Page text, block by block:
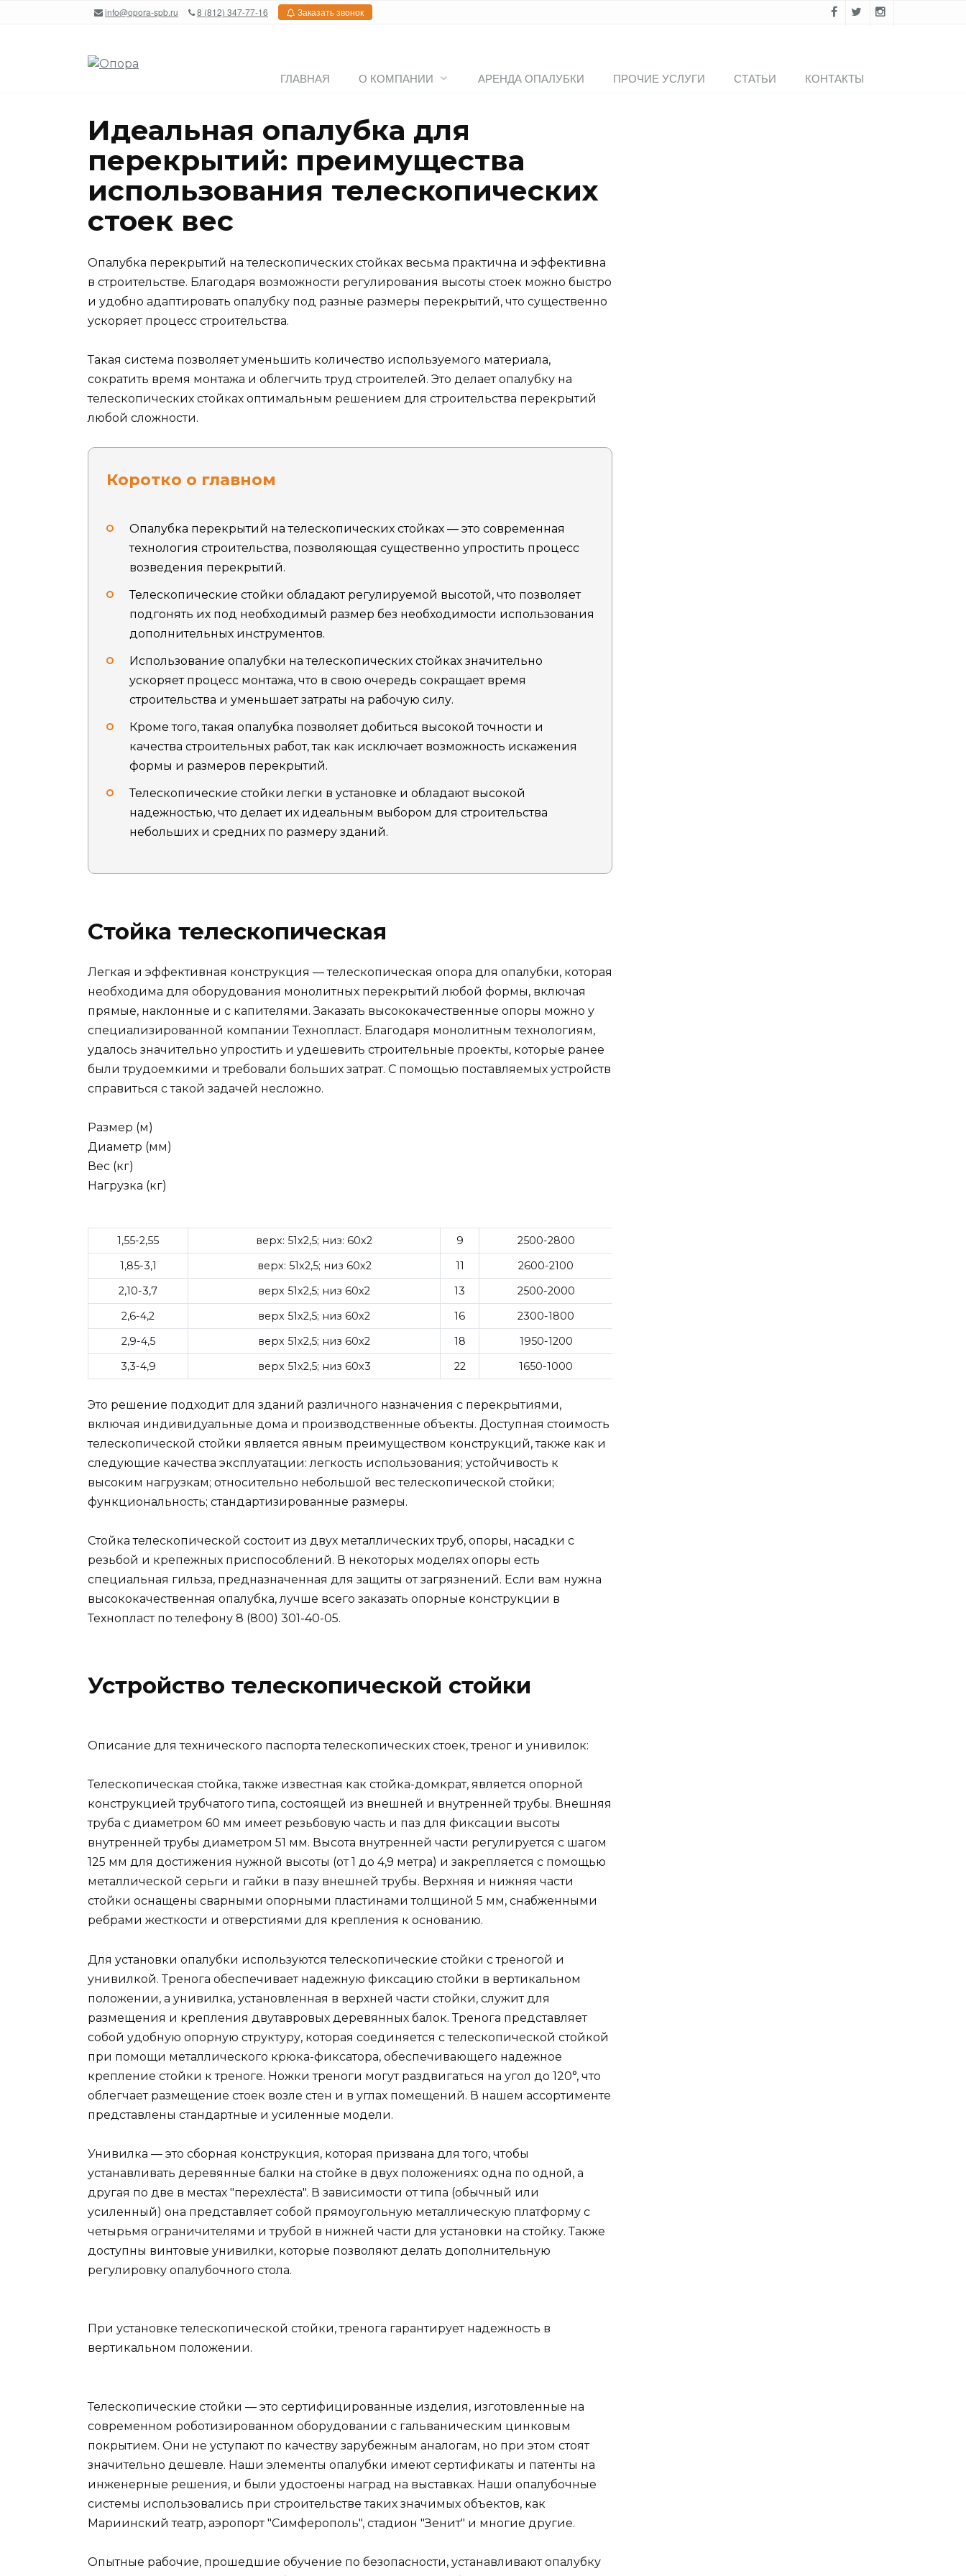
info@opora-spb.ru 8 (812) 347-77-16 Заказать звонок
ГЛАВНАЯ О КОМПАНИИ АРЕНДА ОПАЛУБКИ ПРОЧИЕ УСЛУГИ СТАТЬИ КОНТАКТЫ
Идеальная опалубка для
перекрытий: преимущества
использования телескопических
стоек вес
Опалубка перекрытий на телескопических стойках весьма практична и эффективна
в строительстве. Благодаря возможности регулирования высоты стоек можно быстро
и удобно адаптировать опалубку под разные размеры перекрытий, что существенно
ускоряет процесс строительства.
Такая система позволяет уменьшить количество используемого материала,
сократить время монтажа и облегчить труд строителей. Это делает опалубку на
телескопических стойках оптимальным решением для строительства перекрытий
любой сложности.
Коротко о главном
Опалубка перекрытий на телескопических стойках — это современная
технология строительства, позволяющая существенно упростить процесс
возведения перекрытий.
Телескопические стойки обладают регулируемой высотой, что позволяет
подгонять их под необходимый размер без необходимости использования
дополнительных инструментов.
Использование опалубки на телескопических стойках значительно
ускоряет процесс монтажа, что в свою очередь сокращает время
строительства и уменьшает затраты на рабочую силу.
Кроме того, такая опалубка позволяет добиться высокой точности и
качества строительных работ, так как исключает возможность искажения
формы и размеров перекрытий.
Телескопические стойки легки в установке и обладают высокой
надежностью, что делает их идеальным выбором для строительства
небольших и средних по размеру зданий.
Стойка телескопическая
Легкая и эффективная конструкция — телескопическая опора для опалубки, которая
необходима для оборудования монолитных перекрытий любой формы, включая
прямые, наклонные и с капителями. Заказать высококачественные опоры можно у
специализированной компании Технопласт. Благодаря монолитным технологиям,
удалось значительно упростить и удешевить строительные проекты, которые ранее
были трудоемкими и требовали больших затрат. С помощью поставляемых устройств
справиться с такой задачей несложно.
Размер (м)
Диаметр (мм)
Вес (кг)
Нагрузка (кг)
1,55-2,55 верх: 51х2,5; низ: 60х2 9
2500-2800
1,85-3,1
верх: 51х2,5; низ 60х2 11
2600-2100
2,10-3,7
верх 51х2,5; низ 60х2 13
2500-2000
2,6-4,2
верх 51х2,5; низ 60х2 16
2300-1800
2,9-4,5
верх 51х2,5; низ 60х2 18
1950-1200
3,3-4,9
верх 51х2,5; низ 60х3 22 1650-1000
Это решение подходит для зданий различного назначения с перекрытиями,
включая индивидуальные дома и производственные объекты. Доступная стоимость
телескопической стойки является явным преимуществом конструкций, также как и
следующие качества эксплуатации: легкость использования; устойчивость к
высоким нагрузкам; относительно небольшой вес телескопической стойки;
функциональность; стандартизированные размеры.
Стойка телескопической состоит из двух металлических труб, опоры, насадки с
резьбой и крепежных приспособлений. В некоторых моделях опоры есть
специальная гильза, предназначенная для защиты от загрязнений. Если вам нужна
высококачественная опалубка, лучше всего заказать опорные конструкции в
Технопласт по телефону 8 (800) 301-40-05.
Устройство телескопической стойки
Описание для технического паспорта телескопических стоек, треног и унивилок:
Телескопическая стойка, также известная как стойка-домкрат, является опорной
конструкцией трубчатого типа, состоящей из внешней и внутренней трубы. Внешняя
труба с диаметром 60 мм имеет резьбовую часть и паз для фиксации высоты
внутренней трубы диаметром 51 мм. Высота внутренней части регулируется с шагом
125 мм для достижения нужной высоты (от 1 до 4,9 метра) и закрепляется с помощью
металлической серьги и гайки в пазу внешней трубы. Верхняя и нижняя части
стойки оснащены сварными опорными пластинами толщиной 5 мм, снабженными
ребрами жесткости и отверстиями для крепления к основанию.
Для установки опалубки используются телескопические стойки с треногой и
унивилкой. Тренога обеспечивает надежную фиксацию стойки в вертикальном
положении, а унивилка, установленная в верхней части стойки, служит для
размещения и крепления двутавровых деревянных балок. Тренога представляет
собой удобную опорную структуру, которая соединяется с телескопической стойкой
при помощи металлического крюка-фиксатора, обеспечивающего надежное
крепление стойки к треноге. Ножки треноги могут раздвигаться на угол до 120°, что
облегчает размещение стоек возле стен и в углах помещений. В нашем ассортименте
представлены стандартные и усиленные модели.
Унивилка — это сборная конструкция, которая призвана для того, чтобы
устанавливать деревянные балки на стойке в двух положениях: одна по одной, а
другая по две в местах "перехлёста". В зависимости от типа (обычный или
усиленный) она представляет собой прямоугольную металлическую платформу с
четырьмя ограничителями и трубой в нижней части для установки на стойку. Также
доступны винтовые унивилки, которые позволяют делать дополнительную
регулировку опалубочного стола.
При установке телескопической стойки, тренога гарантирует надежность в
вертикальном положении.
Телескопические стойки — это сертифицированные изделия, изготовленные на
современном роботизированном оборудовании с гальваническим цинковым
покрытием. Они не уступают по качеству зарубежным аналогам, но при этом стоят
значительно дешевле. Наши элементы опалубки имеют сертификаты и патенты на
инженерные решения, и были удостоены наград на выставках. Наши опалубочные
системы использовались при строительстве таких значимых объектов, как
Мариинский театр, аэропорт "Симферополь", стадион "Зенит" и многие другие.
Опытные рабочие, прошедшие обучение по безопасности, устанавливают опалубку